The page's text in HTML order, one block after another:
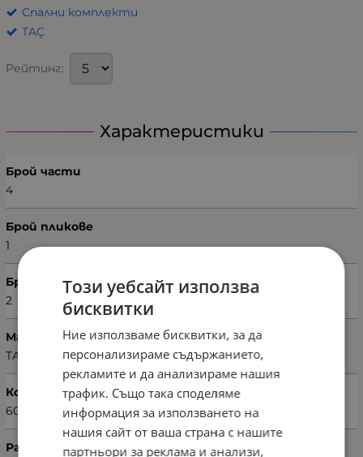
Спални комплекти
TAÇ
Рейтинг:
Характеристики
Брой части
4
Брой пликове
1
Брой калъфки
2
Марка
TAÇ
Код на продукта
60186408
Размери на плика (Ш х В)
Този уебсайт използва
бисквитки
Ние използваме бисквитки, за да
персонализираме съдържанието,
рекламите и да анализираме нашия
трафик. Също така споделяме
информация за използването на
нашия сайт от ваша страна с нашите
партньори за реклама и анализи,